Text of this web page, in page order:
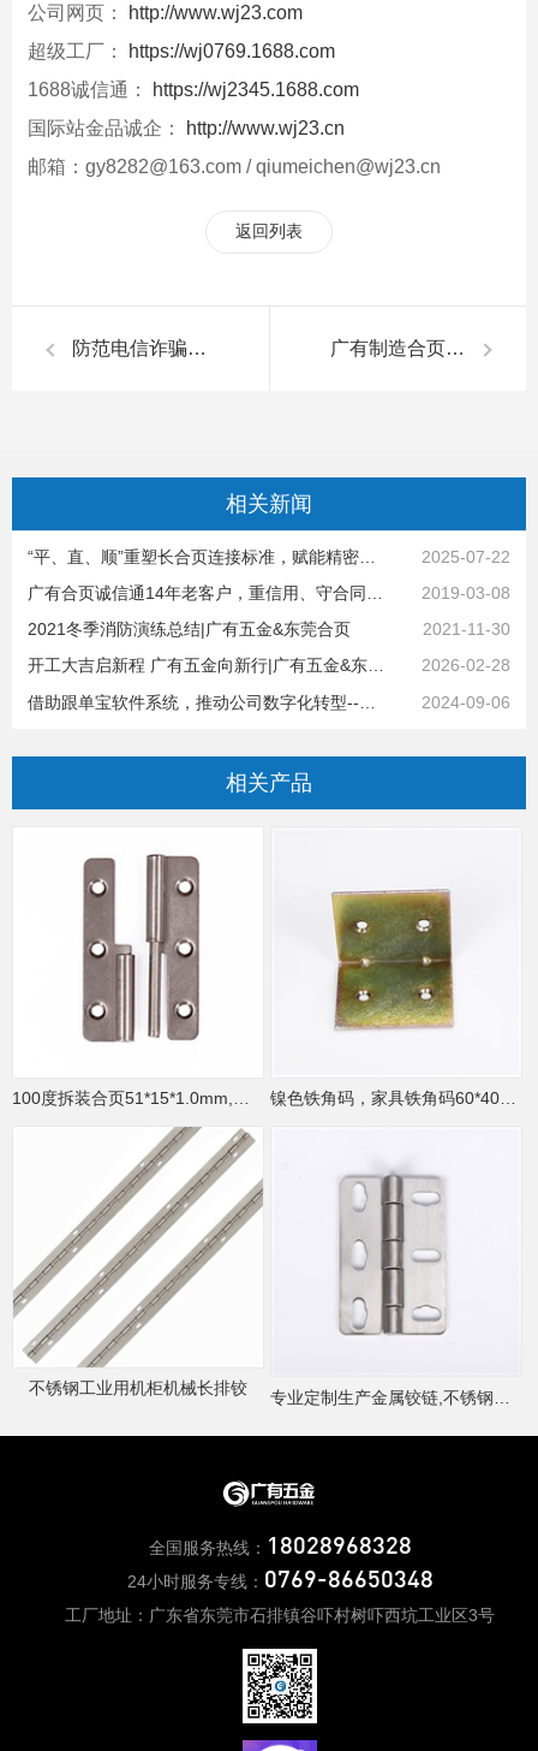
公司网页：
http://www.wj23.com
超级工厂：
https://wj0769.1688.com
1688诚信通：
https://wj2345.1688.com
国际站金品诚企：
http://www.wj23.cn
邮箱：gy8282@163.com / qiumeichen@wj23.cn
返回列表
防范电信诈骗全员行，共筑广有五金幸福门|广有五金&东莞合页 广有制造合页，是严谨认真，专业专注|广有五金&东莞合页
相关新闻
“平、直、顺”重塑长合页连接标准，赋能精密设备高效开合|广有五金&东莞合页
2025-07-22
广有合页诚信通14年老客户，重信用、守合同，专业生产重型合页，长合页
2019-03-08
2021冬季消防演练总结|广有五金&东莞合页
2021-11-30
开工大吉启新程 广有五金向新行|广有五金&东莞合页
2026-02-28
2024-09-06
相关产品
不锈钢工业用机柜机械长排铰
全国服务热线： 18028968328
24小时服务专线： 0769-86650348
工厂地址：广东省东莞市石排镇谷吓村树吓西坑工业区3号